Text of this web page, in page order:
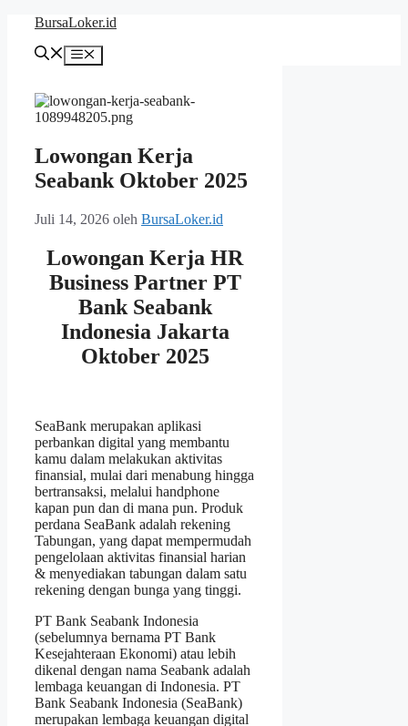
Langsung
BursaLoker.id
Menu
Lowongan Kerja
Seabank Oktober 2025
Juli 14, 2026 oleh BursaLoker.id
Lowongan Kerja HR
Business Partner PT
Bank Seabank
Indonesia Jakarta
Oktober 2025
SeaBank merupakan aplikasi
perbankan digital yang membantu
kamu dalam melakukan aktivitas
finansial, mulai dari menabung hingga
bertransaksi, melalui handphone
kapan pun dan di mana pun. Produk
perdana SeaBank adalah rekening
Tabungan, yang dapat mempermudah
pengelolaan aktivitas finansial harian
& menyediakan tabungan dalam satu
rekening dengan bunga yang tinggi.
PT Bank Seabank Indonesia
(sebelumnya bernama PT Bank
Kesejahteraan Ekonomi) atau lebih
dikenal dengan nama Seabank adalah
lembaga keuangan di Indonesia. PT
Bank Seabank Indonesia (SeaBank)
merupakan lembaga keuangan digital